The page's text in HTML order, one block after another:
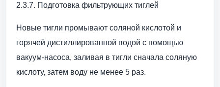
2.3.7. Подготовка фильтрующих тиглей
Новые тигли промывают соляной кислотой и
горячей дистиллированной водой с помощью
вакуум-насоса, заливая в тигли сначала соляную
кислоту, затем воду не менее 5 раз.